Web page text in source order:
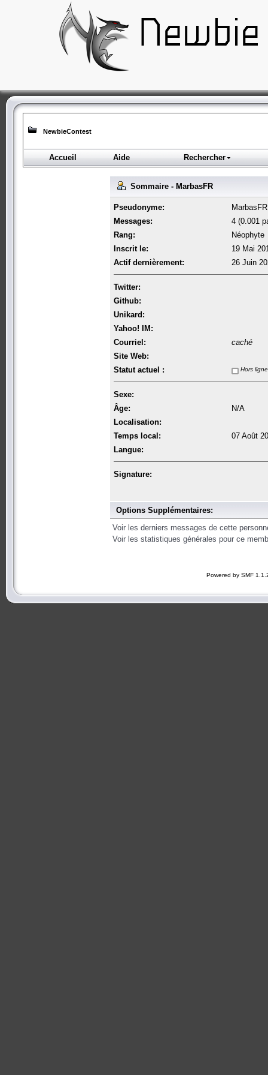
NewbieContest
Accueil Aide Rechercher
Sommaire - MarbasFR
Pseudonyme:
MarbasFR
Messages:
4 (0.001
Rang:
Néophyte
Inscrit le:
19 Mai
Actif dernièrement:
26 Juin
Twitter:
Github:
Unikard:
Yahoo! IM:
Courriel:
caché
Site Web:
Statut actuel :
Hors ligne
Sexe:
Âge:
N/A
Localisation:
Temps local:
07 Août
Langue:
Signature:
Options Supplémentaires:
Voir les derniers messages de cette
Voir les statistiques générales pour ce
Powered by SMF